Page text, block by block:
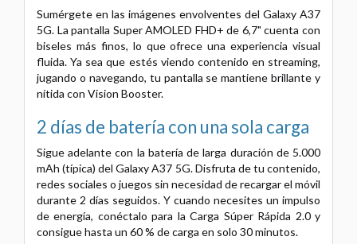
Sumérgete en las imágenes envolventes del Galaxy A37
5G. La pantalla Super AMOLED FHD+ de 6,7" cuenta con
biseles más finos, lo que ofrece una experiencia visual
fluida. Ya sea que estés viendo contenido en streaming,
jugando o navegando, tu pantalla se mantiene brillante y
nítida con Vision Booster.
2 días de batería con una sola carga
Sigue adelante con la batería de larga duración de 5.000
mAh (típica) del Galaxy A37 5G. Disfruta de tu contenido,
redes sociales o juegos sin necesidad de recargar el móvil
durante 2 días seguidos. Y cuando necesites un impulso
de energía, conéctalo para la Carga Súper Rápida 2.0 y
consigue hasta un 60 % de carga en solo 30 minutos.